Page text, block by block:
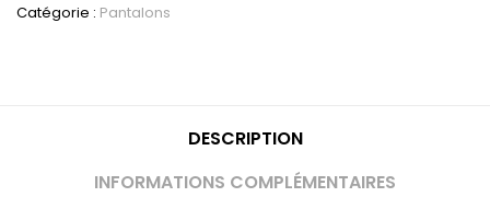
Catégorie : Pantalons
DESCRIPTION
INFORMATIONS COMPLÉMENTAIRES